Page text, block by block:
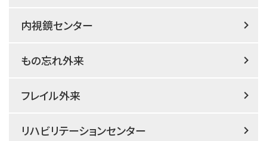
内視鏡センター
もの忘れ外来
フレイル外来
リハビリテーションセンター